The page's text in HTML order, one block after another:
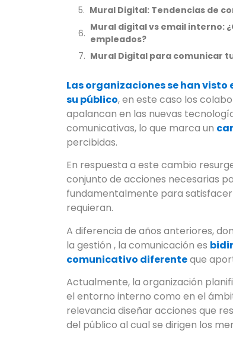
Mural Digital: Tendencias de
Mural digital vs email interno:
empleados?
Mural Digital para comunicar
Las organizaciones se han
su público, en este caso los
apalancan en las nuevas
comunicativas, lo que marca un
percibidas.
En respuesta a este cambio
conjunto de acciones necesarias
fundamentalmente para
requieran.
A diferencia de años anteriores,
la gestión , la comunicación es
comunicativo diferenteque
Actualmente, la organización
el entorno interno como en el
relevancia diseñar acciones que
del público al cual se dirigen los